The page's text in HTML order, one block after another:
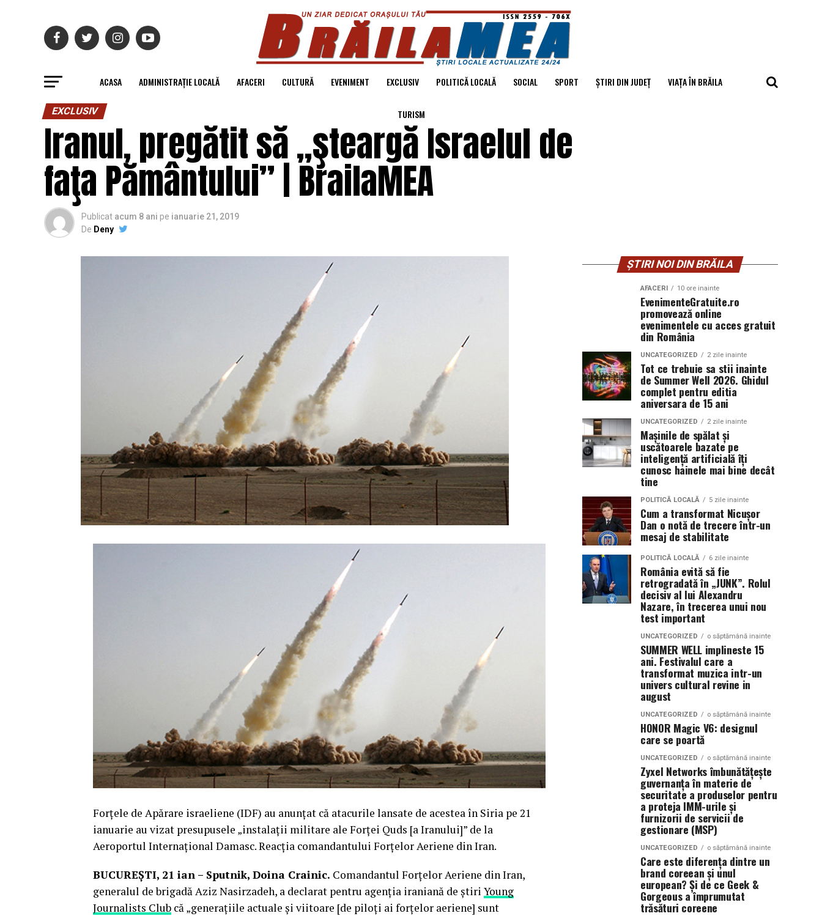
ACASA ADMINISTRAȚIE LOCALĂ AFACERI CULTURĂ EVENIMENT EXCLUSIV POLITICĂ LOCALĂ SOCIAL SPORT ȘTIRI DIN JUDEȚ VIAȚA ÎN BRĂILA
TURISM
EXCLUSIV
Iranul, pregătit să „şteargă Israelul de
faţa Pământului” | BrailaMEA
Publicat acum 8 ani pe ianuarie 21, 2019
De Deny
Forțele de Apărare israeliene (IDF) au anunţat că atacurile lansate de acestea în Siria pe 21
ianuarie au vizat presupusele „instalații militare ale Forței Quds [a Iranului]” de la
Aeroportul Internațional Damasc. Reacţia comandantului Forțelor Aeriene din Iran.
BUCUREŞTI, 21 ian – Sputnik, Doina Crainic. Comandantul Forțelor Aeriene din Iran,
generalul de brigadă Aziz Nasirzadeh, a declarat pentru agenţia iraniană de știri Young
Journalists Club că „generațiile actuale și viitoare [de piloți ai forțelor aeriene] sunt
ȘTIRI NOI DIN BRĂILA
AFACERI 10 ore inainte
EvenimenteGratuite.ro
promovează online
evenimentele cu acces gratuit
din România
UNCATEGORIZED 2 zile inainte
Tot ce trebuie sa stii inainte
de Summer Well 2026. Ghidul
complet pentru editia
aniversara de 15 ani
UNCATEGORIZED 2 zile inainte
Mașinile de spălat și
uscătoarele bazate pe
inteligență artificială îți
cunosc hainele mai bine decât
tine
POLITICĂ LOCALĂ 5 zile inainte
Cum a transformat Nicușor
Dan o notă de trecere într-un
mesaj de stabilitate
POLITICĂ LOCALĂ 6 zile inainte
România evită să fie
retrogradată în „JUNK”. Rolul
decisiv al lui Alexandru
Nazare, în trecerea unui nou
test important
UNCATEGORIZED o săptămână inainte
SUMMER WELL implineste 15
ani. Festivalul care a
transformat muzica intr-un
univers cultural revine in
august
UNCATEGORIZED o săptămână inainte
HONOR Magic V6: designul
care se poartă
UNCATEGORIZED o săptămână inainte
Zyxel Networks îmbunătățește
guvernanța în materie de
securitate a produselor pentru
a proteja IMM-urile și
furnizorii de servicii de
gestionare (MSP)
UNCATEGORIZED o săptămână inainte
Care este diferența dintre un
brand coreean și unul
european? Și de ce Geek &
Gorgeous a împrumutat
trăsături coreene